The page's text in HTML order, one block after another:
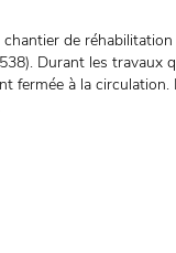
de
Durant les travaux
fermée à la